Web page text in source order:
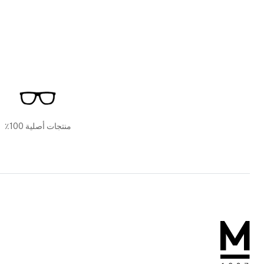
منتجات أصلية 100٪